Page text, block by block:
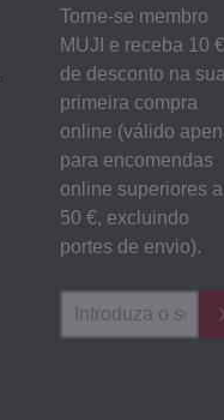
Torne-se membro
MUJI e receba 10 €
de desconto na sua
primeira compra
online (válido
para encomendas
online superiores a
50 €, excluindo
portes de envio).